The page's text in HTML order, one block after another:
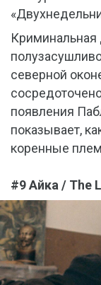
Криминальная
северной
появления
показывает,
коренные
#9 Айка / The